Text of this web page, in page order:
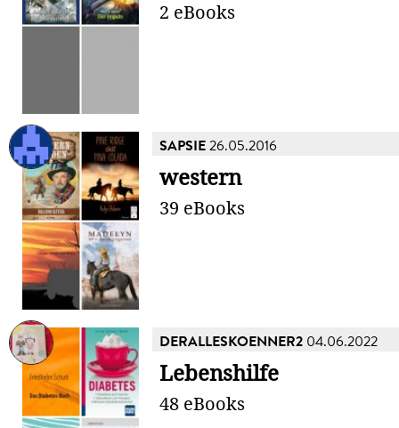
2 eBooks
SAPSIE26.05.2016
western
39 eBooks
DERALLESKOENNER2 04.06.2022
Lebenshilfe
48 eBooks